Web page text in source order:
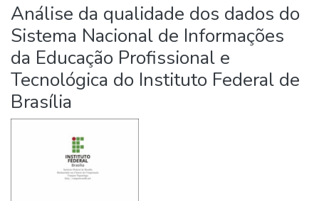
Manuals and Terms
Statistics
About RIIFB
Help
Contacts
Análise da qualidade dos dados do
Sistema Nacional de Informações
da Educação Profissional e
Tecnológica do Instituto Federal de
Brasília